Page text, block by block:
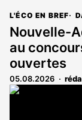
L'ÉCO EN BREF
Nouvelle-
au
ouvertes
05.08.2026